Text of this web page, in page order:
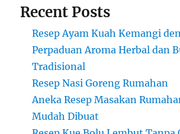
Recent Posts
Resep Ayam Kuah Kemangi
Perpaduan Aroma Herbal dan
Tradisional
Resep Nasi Goreng Rumahan
Aneka Resep Masakan
Mudah Dibuat